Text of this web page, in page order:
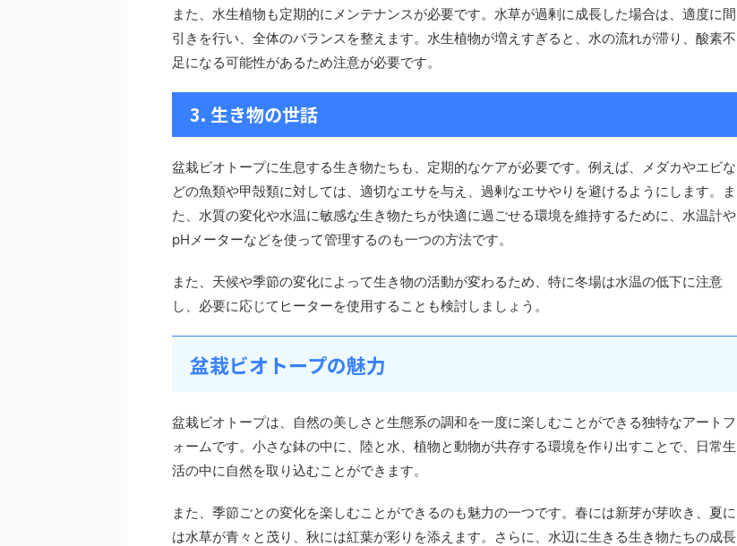
また、水生植物も定期的にメンテナンスが必要です。水草が過剰に成長した場合は、適度に間
引きを行い、全体のバランスを整えます。水生植物が増えすぎると、水の流れが滞り、酸素不
足になる可能性があるため注意が必要です。
3. 生き物の世話
盆栽ビオトープに生息する生き物たちも、定期的なケアが必要です。例えば、メダカやエビな
どの魚類や甲殻類に対しては、適切なエサを与え、過剰なエサやりを避けるようにします。ま
た、水質の変化や水温に敏感な生き物たちが快適に過ごせる環境を維持するために、水温計や
pHメーターなどを使って管理するのも一つの方法です。
また、天候や季節の変化によって生き物の活動が変わるため、特に冬場は水温の低下に注意
し、必要に応じてヒーターを使用することも検討しましょう。
盆栽ビオトープの魅力
盆栽ビオトープは、自然の美しさと生態系の調和を一度に楽しむことができる独特なアートフ
ォームです。小さな鉢の中に、陸と水、植物と動物が共存する環境を作り出すことで、日常生
活の中に自然を取り込むことができます。
また、季節ごとの変化を楽しむことができるのも魅力の一つです。春には新芽が芽吹き、夏に
は水草が青々と茂り、秋には紅葉が彩りを添えます。さらに、水辺に生きる生き物たちの成長